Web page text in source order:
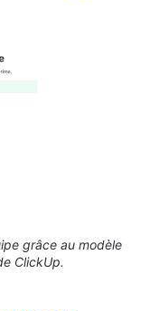
grâce au modèle
ClickUp.